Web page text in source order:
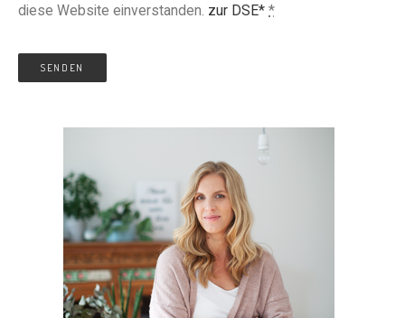
diese Website einverstanden. zur DSE* *